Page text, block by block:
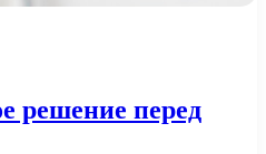
решение перед